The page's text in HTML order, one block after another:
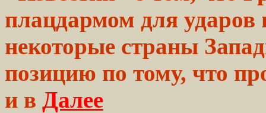
плацдармом для ударов
некоторые страны
позицию по тому, что
и в Далее